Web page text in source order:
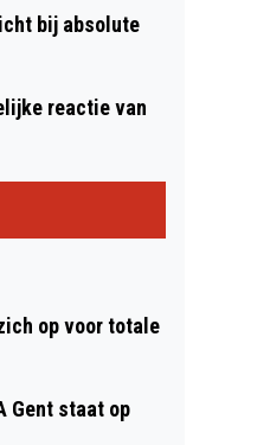
bij absolute
reactie van
op voor totale
Gent staat op